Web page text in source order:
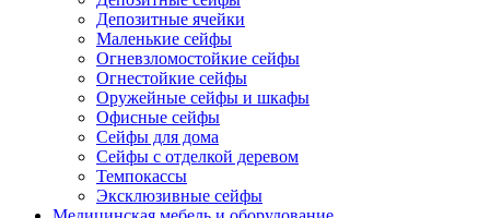
Депозитные ячейки
Маленькие сейфы
Огневзломостойкие сейфы
Огнестойкие сейфы
Оружейные сейфы и шкафы
Офисные сейфы
Сейфы для дома
Сейфы с отделкой деревом
Темпокассы
Эксклюзивные сейфы